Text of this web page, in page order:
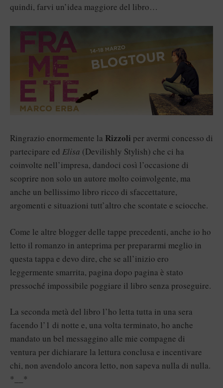
quindi, farvi un’idea maggiore del libro…
Ringrazio enormemente la Rizzoli per avermi concesso di
partecipare ed Elisa (Devilishly Stylish) che ci ha
coinvolte nell’impresa, dandoci così l’occasione di
scoprire non solo un autore molto coinvolgente, ma
anche un bellissimo libro ricco di sfaccettature,
argomenti e situazioni tutt’altro che scontate e sciocche.
Come le altre blogger delle tappe precedenti, anche io ho
letto il romanzo in anteprima per prepararmi meglio in
questa tappa e devo dire, che se all’inizio ero
leggermente smarrita, pagina dopo pagina è stato
pressoché impossibile poggiare il libro senza proseguire.
La seconda metà del libro l’ho letta tutta in una sera
facendo l’1 di notte e, una volta terminato, ho anche
mandato un bel messaggino alle mie compagne di
ventura per dichiarare la lettura conclusa e incentivare
chi, non avendolo ancora letto, non sapeva nulla di nulla.
*__*